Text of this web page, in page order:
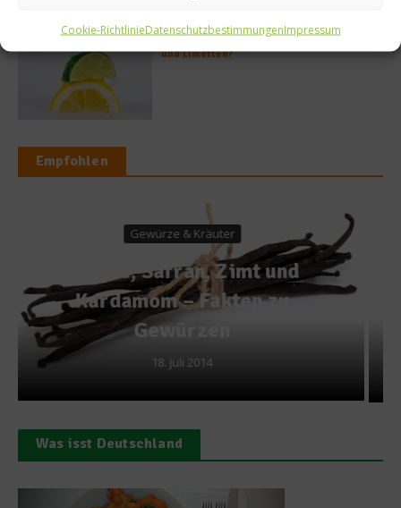
Cookie-RichtlinieDatenschutzbestimmungenImpressum
Was ist der Unterschied zwischen Limonen
und Limetten?
Empfohlen
Getränke
Eine Reise in die Welt des
Was isst Deutschland